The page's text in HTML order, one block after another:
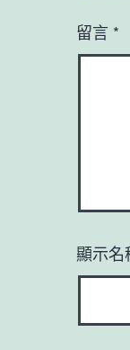
留言 *
顯示名